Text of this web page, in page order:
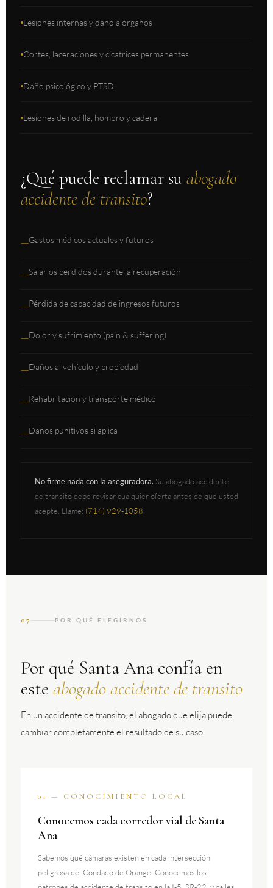
Lesiones internas y daño a órganos
Cortes, laceraciones y cicatrices permanentes
Daño psicológico y PTSD
Lesiones de rodilla, hombro y cadera
¿Qué puede reclamar su abogado
accidente de transito?
—Gastos médicos actuales y futuros
—Salarios perdidos durante la recuperación
—Pérdida de capacidad de ingresos futuros
—Dolor y sufrimiento (pain & suffering)
—Daños al vehículo y propiedad
—Rehabilitación y transporte médico
—Daños punitivos si aplica
No firme nada con la aseguradora. Su abogado accidente
de transito debe revisar cualquier oferta antes de que usted
acepte. Llame: (714) 929-1058
07 POR QUÉ ELEGIRNOS
Por qué Santa Ana confía en
este abogado accidente de transito
En un accidente de transito, el abogado que elija puede
cambiar completamente el resultado de su caso.
01 — CONOCIMIENTO LOCAL
Conocemos cada corredor vial de Santa
Ana
Sabemos qué cámaras existen en cada intersección
peligrosa del Condado de Orange. Conocemos los